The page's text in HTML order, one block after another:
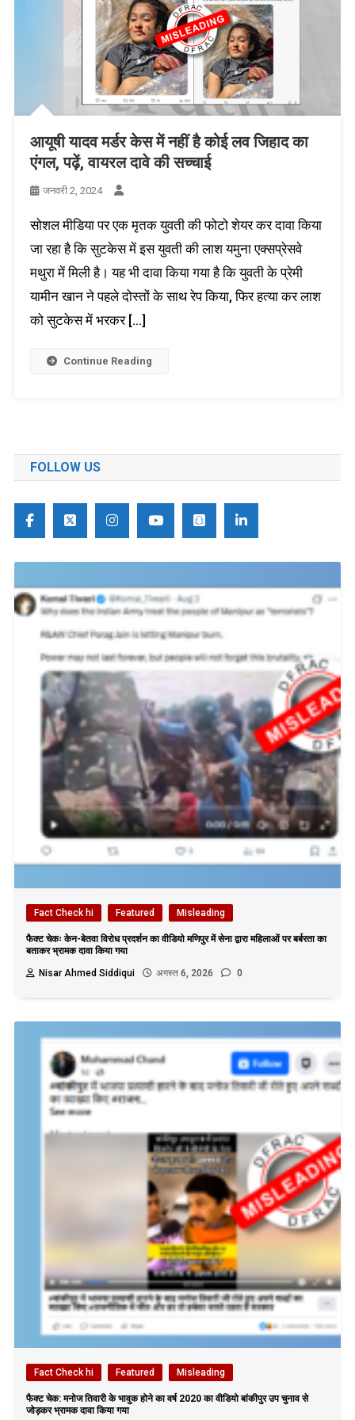
आयूषी यादव मर्डर केस में नहीं है कोई लव जिहाद का
एंगल, पढ़ें, वायरल दावे की सच्चाई
जनवरी 2, 2024
सोशल मीडिया पर एक मृतक युवती की फोटो शेयर कर दावा किया
जा रहा है कि सुटकेस में इस युवती की लाश यमुना एक्सप्रेसवे
मथुरा में मिली है। यह भी दावा किया गया है कि युवती के प्रेमी
यामीन खान ने पहले दोस्तों के साथ रेप किया, फिर हत्या कर लाश
को सुटकेस में भरकर […]
Continue Reading
FOLLOW US
Fact Check hi Featured Misleading
फैक्ट चेकः केन-बेतवा विरोध प्रदर्शन का वीडियो मणिपुर में सेना द्वारा महिलाओं पर बर्बरता का
बताकर भ्रामक दावा किया गया
Nisar Ahmed Siddiqui
अगस्त 6, 2026 0
Fact Check hi Featured Misleading
फैक्ट चेक: मनोज तिवारी के भावुक होने का वर्ष 2020 का वीडियो बांकीपुर उप चुनाव से
जोड़कर भ्रामक दावा किया गया